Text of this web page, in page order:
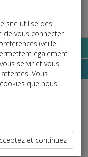
site utilise des
de vous connecter
(veille,
également
servir et vous
Vous
que nous
et continuez